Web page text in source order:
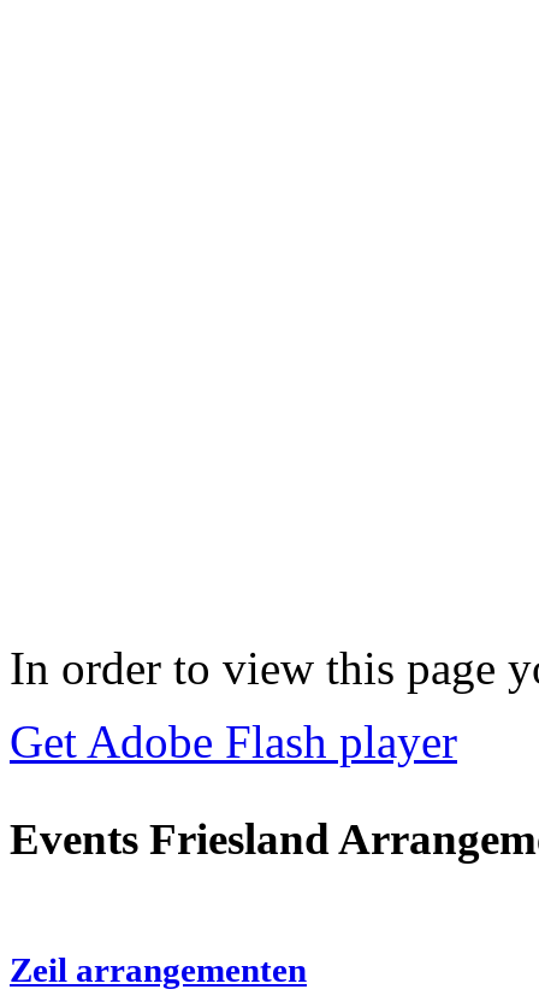
In order to view this page
Get Adobe Flash player
Events Friesland
Zeil arrangementen